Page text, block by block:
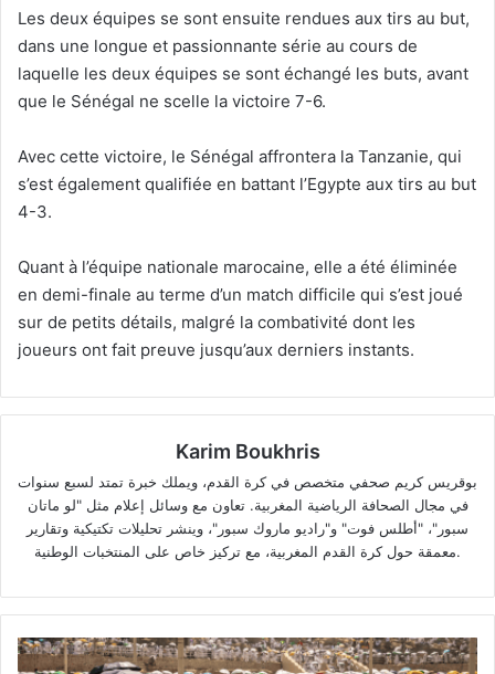
Les deux équipes se sont ensuite rendues aux tirs au but,
dans une longue et passionnante série au cours de
laquelle les deux équipes se sont échangé les buts, avant
que le Sénégal ne scelle la victoire 7-6.
Avec cette victoire, le Sénégal affrontera la Tanzanie, qui
s’est également qualifiée en battant l’Egypte aux tirs au but
4-3.
Quant à l’équipe nationale marocaine, elle a été éliminée
en demi-finale au terme d’un match difficile qui s’est joué
sur de petits détails, malgré la combativité dont les
joueurs ont fait preuve jusqu’aux derniers instants.
Karim Boukhris
بوقريس كريم صحفي متخصص في كرة القدم، ويملك خبرة تمتد لسبع سنوات
في مجال الصحافة الرياضية المغربية. تعاون مع وسائل إعلام مثل "لو ماتان
سبور"، "أطلس فوت" و"راديو ماروك سبور"، وينشر تحليلات تكتيكية وتقارير
معمقة حول كرة القدم المغربية، مع تركيز خاص على المنتخبات الوطنية.
La